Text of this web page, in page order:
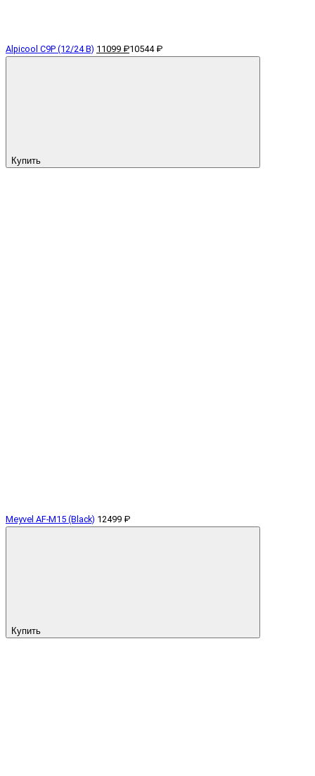
Alpicool C9P (12/24 В) 11099 ₽10544 ₽
Купить
Meyvel AF-M15 (Black) 12499 ₽
Купить